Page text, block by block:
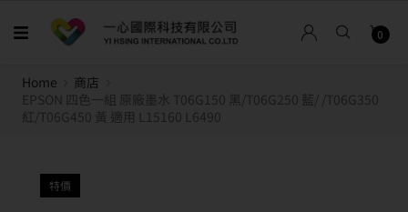
0
Home
商店
EPSON 四色一組 原廠墨水 T06G150 黑/T06G250 藍/ /T06G350
紅/T06G450 黃 適用 L15160 L6490
特價